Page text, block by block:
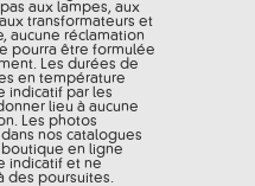
aux lampes, aux
transformateurs et
aucune réclamation
pourra être formulée
Les durées de
en température
indicatif par les
lieu à aucune
Les photos
nos catalogues
en ligne
indicatif et ne
des poursuites.